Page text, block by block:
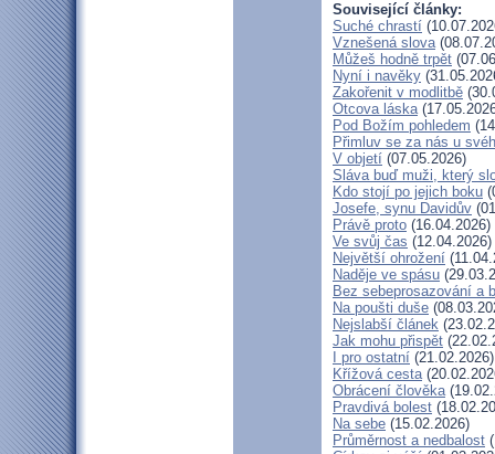
Související články:
Suché chrastí
Vznešená slova
Můžeš hodně trpět
Nyní i navěky
Zakořenit v modlitbě
Otcova láska
Pod Božím pohledem
Přimluv se za nás u
V objetí (07.05.2026)
Sláva buď muži, který
Kdo stojí po jejich boku
Josefe, synu Davidův
Právě proto (16.04.2026)
Ve svůj čas (12.04.2026)
Největší ohrožení
Naděje ve spásu
Bez sebeprosazování a
Na poušti duše
Nejslabší článek
Jak mohu přispět
I pro ostatní (21.02.2026)
Křížová cesta
Obrácení člověka
Pravdivá bolest
Na sebe (15.02.2026)
Průměrnost a nedbalost